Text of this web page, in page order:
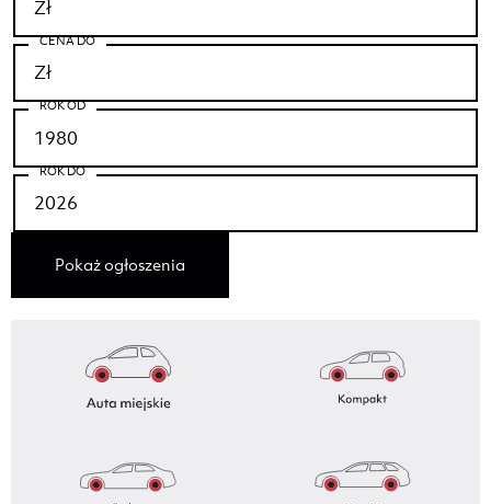
CENA DO
ROK OD
ROK DO
Pokaż ogłoszenia